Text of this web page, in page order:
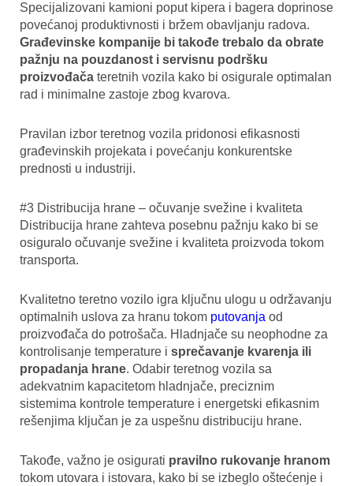
Specijalizovani kamioni poput kipera i bagera doprinose
povećanoj produktivnosti i bržem obavljanju radova.
Građevinske kompanije bi takođe trebalo da obrate
pažnju na pouzdanost i servisnu podršku
proizvođača teretnih vozila kako bi osigurale optimalan
rad i minimalne zastoje zbog kvarova.
Pravilan izbor teretnog vozila pridonosi efikasnosti
građevinskih projekata i povećanju konkurentske
prednosti u industriji.
#3 Distribucija hrane – očuvanje svežine i kvaliteta
Distribucija hrane zahteva posebnu pažnju kako bi se
osiguralo očuvanje svežine i kvaliteta proizvoda tokom
transporta.
Kvalitetno teretno vozilo igra ključnu ulogu u održavanju
optimalnih uslova za hranu tokom putovanja od
proizvođača do potrošača. Hladnjače su neophodne za
kontrolisanje temperature i sprečavanje kvarenja ili
propadanja hrane. Odabir teretnog vozila sa
adekvatnim kapacitetom hladnjače, preciznim
sistemima kontrole temperature i energetski efikasnim
rešenjima ključan je za uspešnu distribuciju hrane.
Takođe, važno je osigurati pravilno rukovanje hranom
tokom utovara i istovara, kako bi se izbeglo oštećenje i